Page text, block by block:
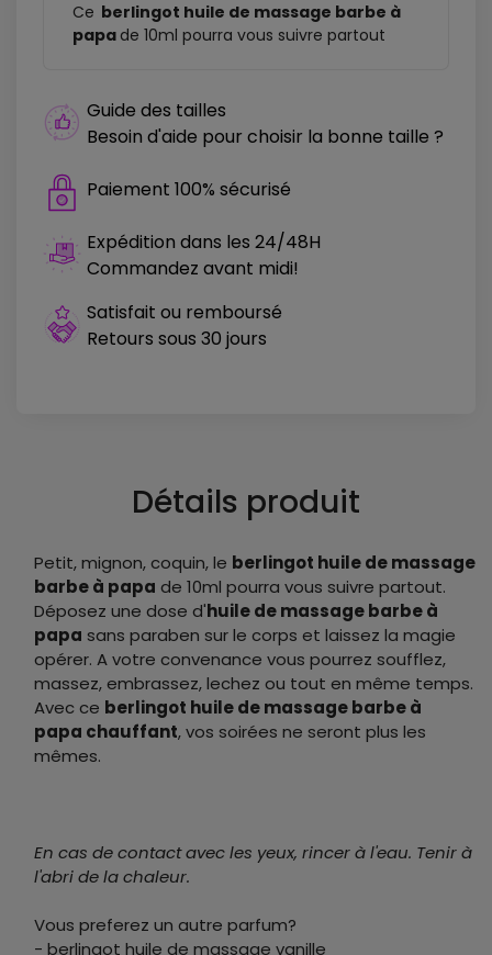
Ce berlingot huile de massage barbe à
papa de 10ml pourra vous suivre partout
Guide des tailles
Besoin d'aide pour choisir la bonne taille ?
Paiement 100% sécurisé
Expédition dans les 24/48H
Commandez avant midi!
Satisfait ou remboursé
Retours sous 30 jours
Détails produit
Petit, mignon, coquin, le berlingot huile de massage
barbe à papa de 10ml pourra vous suivre partout.
Déposez une dose d'huile de massagebarbe à
papa sans paraben sur le corps et laissez la magie
opérer. A votre convenance vous pourrez soufflez,
massez, embrassez, lechez ou tout en même temps.
Avec ce berlingot huile de massagebarbe à
papa chauffant, vos soirées ne seront plus les
mêmes.
En cas de contact avec les yeux, rincer à l'eau. Tenir à
l'abri de la chaleur.
Vous preferez un autre parfum?
- berlingot huile de massage vanille